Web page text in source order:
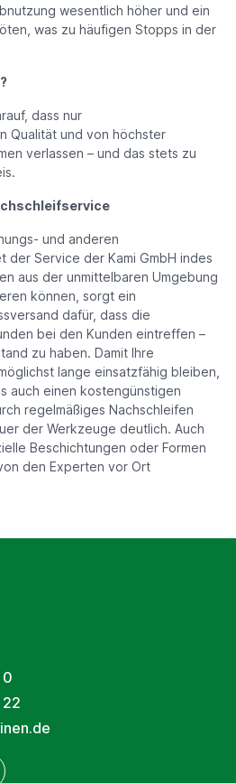
wesentlich höher und ein
was zu häufigen Stopps in der
dass nur
Qualität und von höchster
verlassen – und das stets zu
und anderen
Service der Kami GmbH indes
aus der unmittelbaren Umgebung
können, sorgt ein
dafür, dass die
bei den Kunden eintreffen –
zu haben. Damit Ihre
lange einsatzfähig bleiben,
auch einen kostengünstigen
regelmäßiges Nachschleifen
der Werkzeuge deutlich. Auch
Beschichtungen oder Formen
den Experten vor Ort
0
22